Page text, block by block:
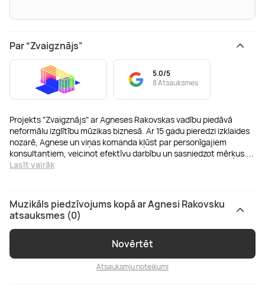
Par “Zvaigznājs”
Projekts "Zvaigznājs" ar Agneses Rakovskas vadību piedāvā
neformālu izglītību mūzikas biznesā. Ar 15 gadu pieredzi izklaides
nozarē, Agnese un viņas komanda kļūst par personīgajiem
konsultantiem, veicinot efektīvu darbību un sasniedzot mērķus....
Lasīt vairāk
5.0/5
8 Atsauksmes
Muzikāls piedzīvojums kopā ar Agnesi Rakovsku
atsauksmes (0)
Novērtēt
Atsauksmju noteikumi